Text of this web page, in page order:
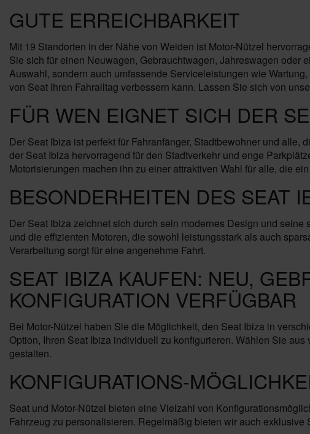
GUTE ERREICHBARKEIT
Mit 19 Standorten in der Nähe von Weiden ist Motor-Nützel
Sie sich für einen Neuwagen, Gebrauchtwagen, Jahreswagen oder
Auswahl, sondern auch umfassende Serviceleistungen wie
von Seat Ihren Fahralltag verbessern kann. Lassen Sie sich von
FÜR WEN EIGNET SICH DER
Der Seat Ibiza ist perfekt für Fahranfänger, Stadtbewohner und
der Seat Ibiza hervorragend für den Stadtverkehr und enge
Motorisierungen machen ihn zu einer attraktiven Wahl für alle, die
BESONDERHEITEN DES SEAT
Der Seat Ibiza zeichnet sich durch sein modernes Design und
und die effizienten Motoren, die sowohl leistungsstark als auch
Verarbeitung sorgt für eine angenehme Fahrt.
SEAT IBIZA KAUFEN: NEU,
KONFIGURATION VERFÜGBAR
Bei Motor-Nützel haben Sie die Möglichkeit, den Seat Ibiza in
Option, Ihren Seat Ibiza individuell zu konfigurieren. Wählen Sie
gestalten.
KONFIGURATIONS-
Seat und Motor-Nützel bieten eine Vielzahl von
Fahrzeug zu personalisieren. Regelmäßig bieten wir auch